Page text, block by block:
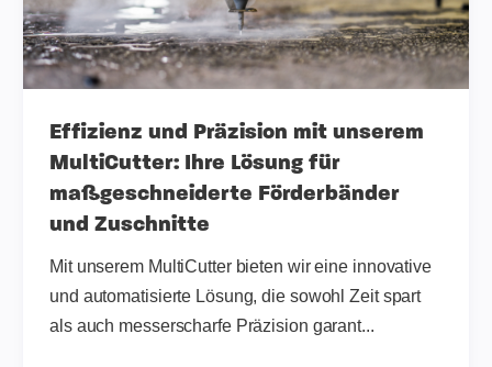
Effizienz und Präzision mit unserem
MultiCutter: Ihre Lösung für
maßgeschneiderte Förderbänder
und Zuschnitte
Mit unserem MultiCutter bieten wir eine innovative
und automatisierte Lösung, die sowohl Zeit spart
als auch messerscharfe Präzision garant...